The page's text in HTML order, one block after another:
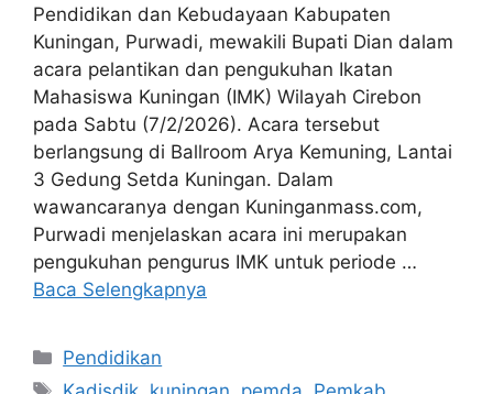
Pendidikan dan Kebudayaan Kabupaten
Kuningan, Purwadi, mewakili Bupati Dian dalam
acara pelantikan dan pengukuhan Ikatan
Mahasiswa Kuningan (IMK) Wilayah Cirebon
pada Sabtu (7/2/2026). Acara tersebut
berlangsung di Ballroom Arya Kemuning, Lantai
3 Gedung Setda Kuningan. Dalam
wawancaranya dengan Kuninganmass.com,
Purwadi menjelaskan acara ini merupakan
pengukuhan pengurus IMK untuk periode …
Baca Selengkapnya
Kategori
Pendidikan
Tag